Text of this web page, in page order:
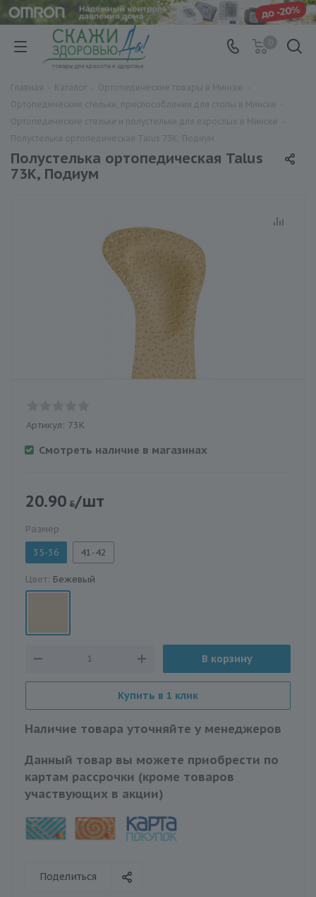
Полустелька ортопедическая Talus
73К, Подиум
Артикул: 73К
Смотреть наличие в магазинах
20.90 /шт
Размер
35-36
41-42
Цвет: Бежевый
В корзину
Купить в 1 клик
Наличие товара уточняйте у менеджеров
Данный товар вы можете приобрести по
картам рассрочки (кроме товаров
участвующих в акции)
Поделиться